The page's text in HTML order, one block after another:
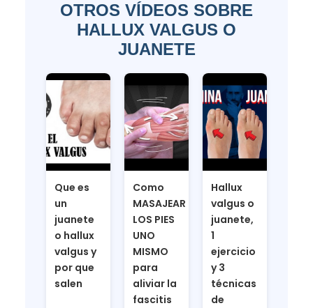
OTROS VÍDEOS SOBRE
HALLUX VALGUS O
JUANETE
Que es
un
juanete
o hallux
valgus y
por que
salen
Como
MASAJEAR
LOS PIES
UNO
MISMO
para
aliviar la
fascitis
Hallux
valgus o
juanete,
1
ejercicio
y 3
técnicas
de